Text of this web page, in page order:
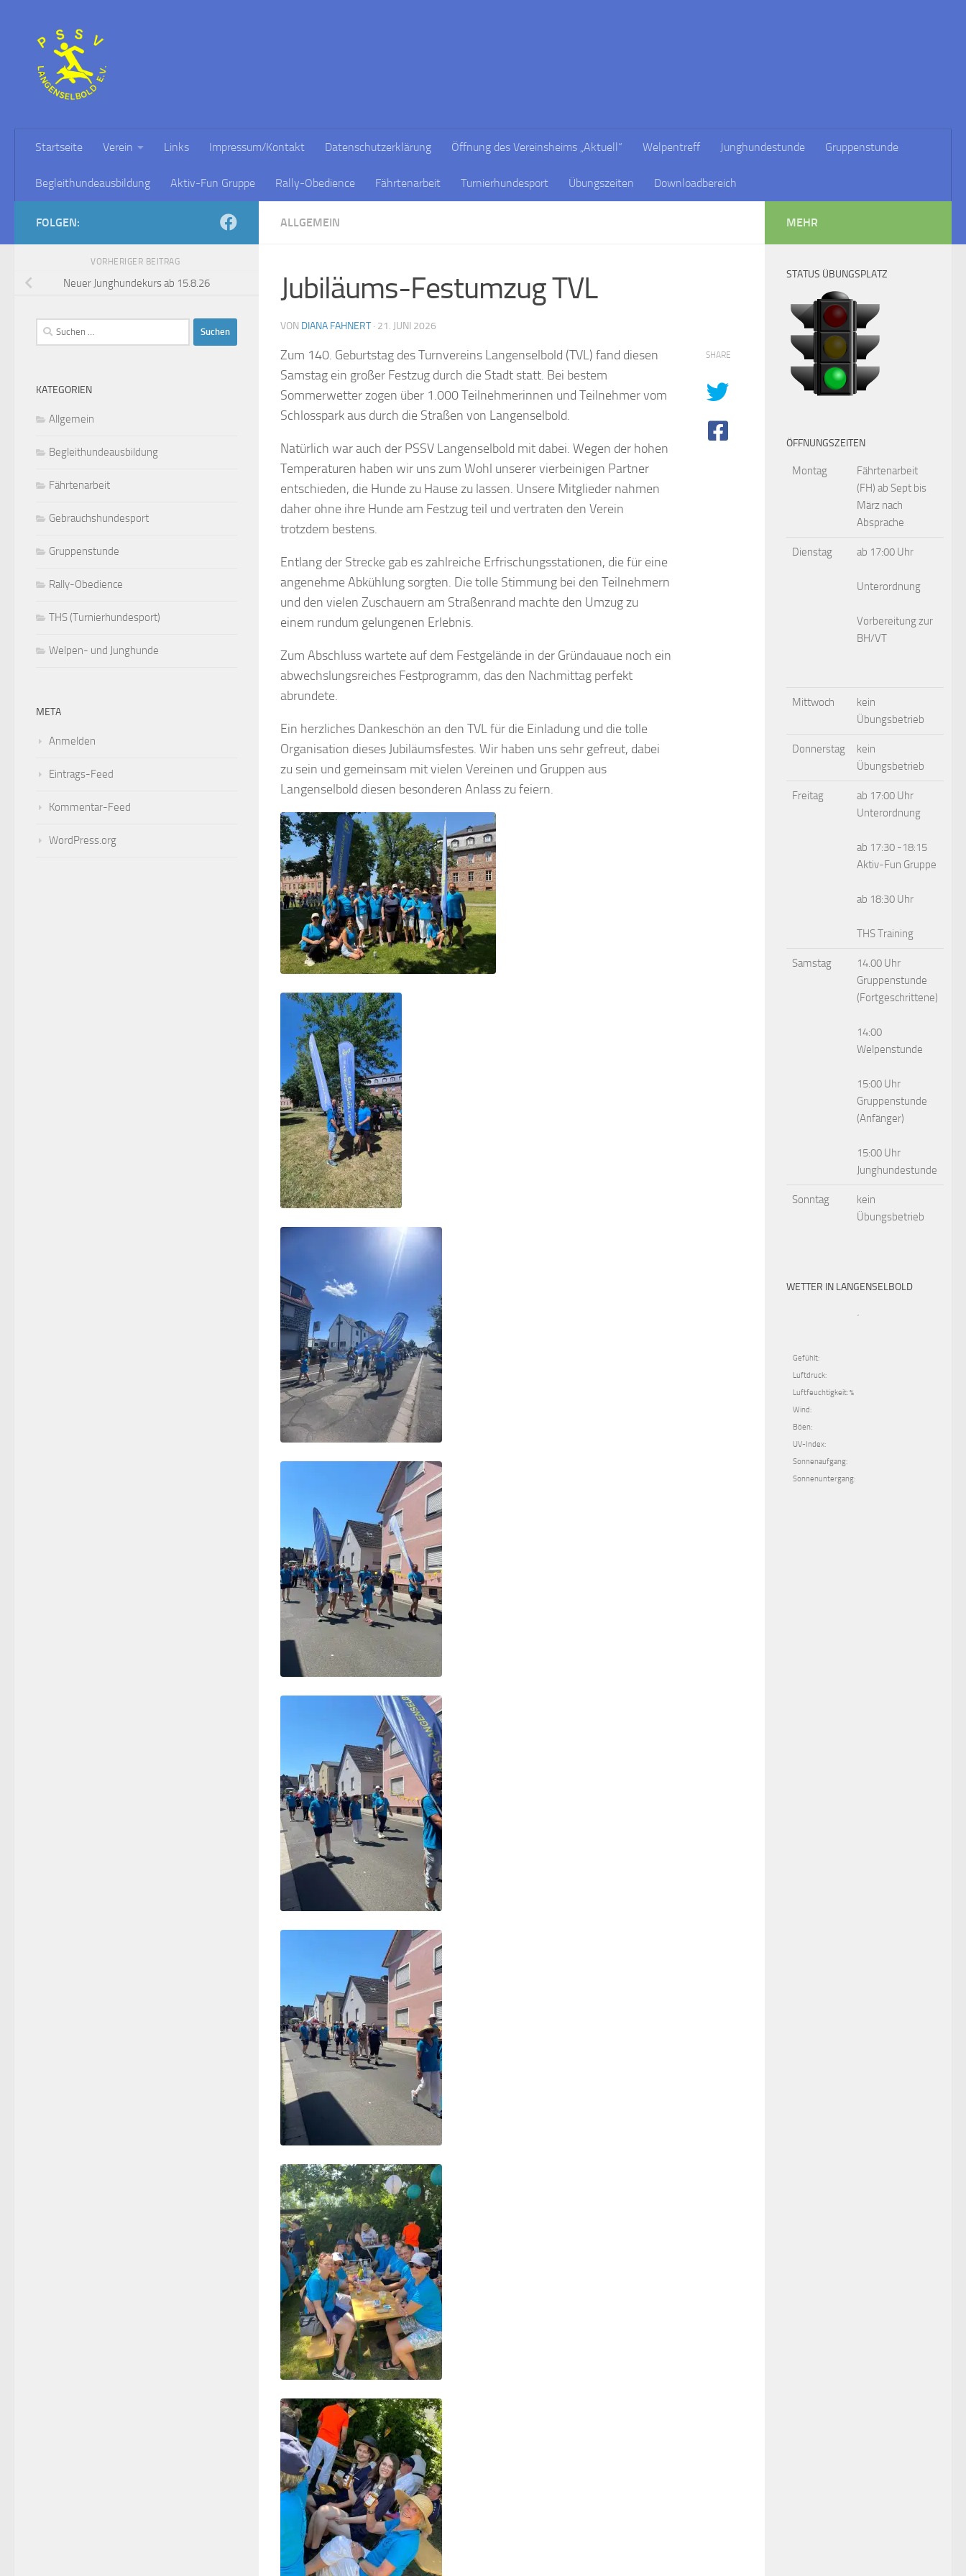
Startseite Verein Links Impressum/Kontakt Datenschutzerklärung Öffnung des Vereinsheims „Aktuell“ Welpentreff Junghundestunde Gruppenstunde
Begleithundeausbildung Aktiv-Fun Gruppe Rally-Obedience Fährtenarbeit Turnierhundesport Übungszeiten Downloadbereich
ALLGEMEIN
Jubiläums-Festumzug TVL
VON DIANA FAHNERT · 21. JUNI 2026
Zum 140. Geburtstag des Turnvereins Langenselbold (TVL) fand diesen
Samstag ein großer Festzug durch die Stadt statt. Bei bestem
Sommerwetter zogen über 1.000 Teilnehmerinnen und Teilnehmer vom
Schlosspark aus durch die Straßen von Langenselbold.
Natürlich war auch der PSSV Langenselbold mit dabei. Wegen der hohen
Temperaturen haben wir uns zum Wohl unserer vierbeinigen Partner
entschieden, die Hunde zu Hause zu lassen. Unsere Mitglieder nahmen
daher ohne ihre Hunde am Festzug teil und vertraten den Verein
trotzdem bestens.
Entlang der Strecke gab es zahlreiche Erfrischungsstationen, die für eine
angenehme Abkühlung sorgten. Die tolle Stimmung bei den Teilnehmern
und den vielen Zuschauern am Straßenrand machte den Umzug zu
einem rundum gelungenen Erlebnis.
Zum Abschluss wartete auf dem Festgelände in der Gründauaue noch ein
abwechslungsreiches Festprogramm, das den Nachmittag perfekt
abrundete.
Ein herzliches Dankeschön an den TVL für die Einladung und die tolle
Organisation dieses Jubiläumsfestes. Wir haben uns sehr gefreut, dabei
zu sein und gemeinsam mit vielen Vereinen und Gruppen aus
Langenselbold diesen besonderen Anlass zu feiern.
SHARE
FOLGEN:
VORHERIGER BEITRAG
Neuer Junghundekurs ab 15.8.26
Suchen
nach:
KATEGORIEN
Allgemein
Begleithundeausbildung
Fährtenarbeit
Gebrauchshundesport
Gruppenstunde
Rally-Obedience
THS (Turnierhundesport)
Welpen- und Junghunde
META
Anmelden
Eintrags-Feed
Kommentar-Feed
WordPress.org
MEHR
STATUS ÜBUNGSPLATZ
ÖFFNUNGSZEITEN
Montag
Fährtenarbeit
(FH) ab Sept bis
März nach
Absprache
Dienstag ab 17:00 Uhr
Unterordnung
Vorbereitung zur
BH/VT
Mittwoch
kein
Übungsbetrieb
Donnerstag
kein
Übungsbetrieb
Freitag
ab 17:00 Uhr
Unterordnung
ab 17:30 -18:15
Aktiv-Fun Gruppe
ab 18:30 Uhr
THS Training
Samstag
14.00 Uhr
Gruppenstunde
(Fortgeschrittene)
14:00
Welpenstunde
15:00 Uhr
Gruppenstunde
(Anfänger)
15:00 Uhr
Junghundestunde
Sonntag
kein
Übungsbetrieb
WETTER IN LANGENSELBOLD
,
Gefühlt:
Luftdruck:
Luftfeuchtigkeit: %
Wind:
Böen:
UV-Index:
Sonnenaufgang:
Sonnenuntergang: